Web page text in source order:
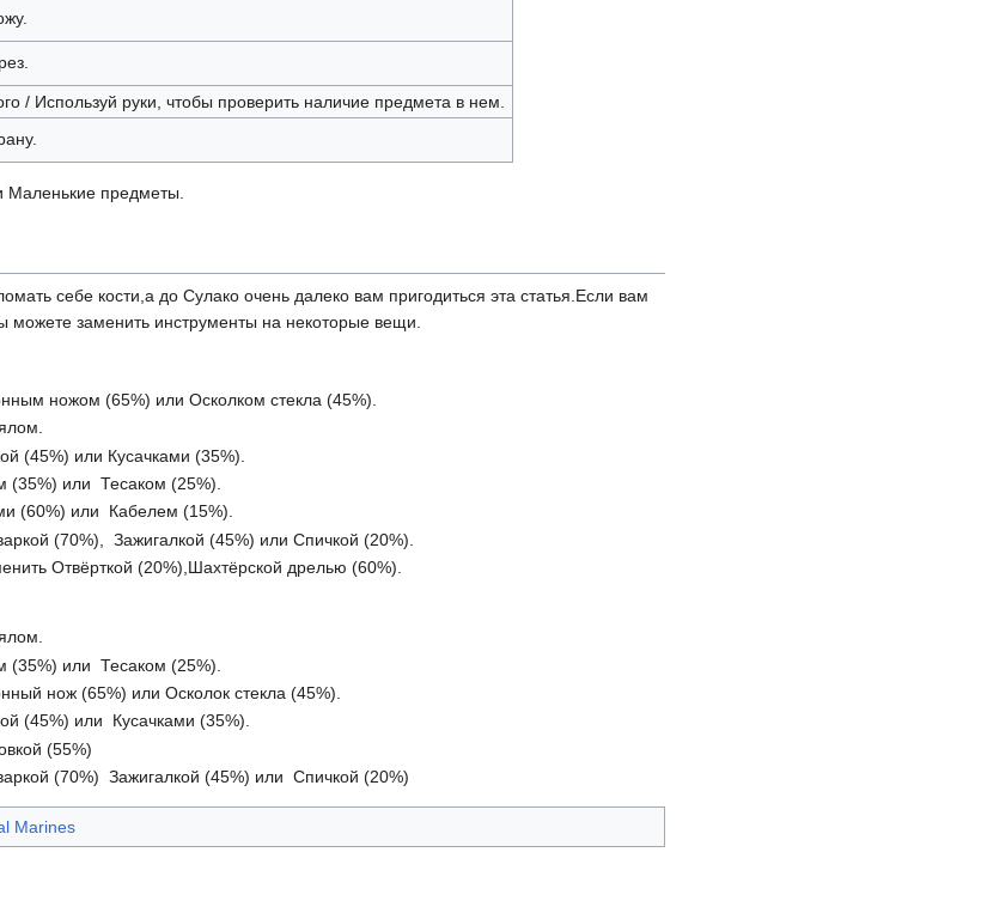
/ Используй руки, чтобы проверить наличие предмета в нем.
предметы.
себе кости,а до Сулако очень далеко вам пригодиться эта статья.Если вам
можете заменить инструменты на некоторые вещи.
ножом (65%) или Осколком стекла (45%).
(45%) или Кусачками (35%).
(35%) или Тесаком (25%).
(60%) или Кабелем (15%).
(70%), Зажигалкой (45%) или Спичкой (20%).
Отвёрткой (20%),Шахтёрской дрелью (60%).
(35%) или Тесаком (25%).
нож (65%) или Осколок стекла (45%).
(45%) или Кусачками (35%).
(55%)
(70%) Зажигалкой (45%) или Спичкой (20%)
Marines